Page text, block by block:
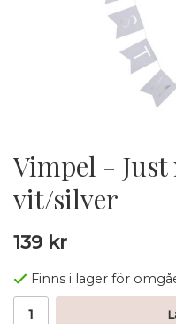
Vimpel -
vit/silver
139 kr
Finns i lager för